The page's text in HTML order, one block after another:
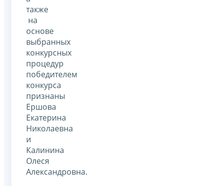
также
на
основе
выбранных
конкурсных
процедур
победителем
конкурса
признаны
Ершова
Екатерина
Николаевна
и
Калинина
Олеся
Александровна.